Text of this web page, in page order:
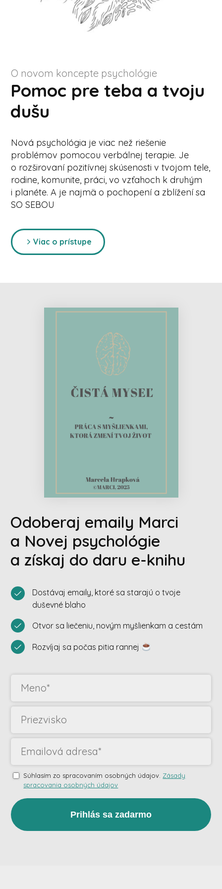
O novom koncepte psychológie
Pomoc pre teba a tvoju
dušu
Nová psychológia je viac než riešenie
problémov pomocou verbálnej terapie. Je
o rozširovaní pozitívnej skúsenosti v tvojom tele,
rodine, komunite, práci, vo vzťahoch k druhým
i planéte. A je najmä o pochopení a zblížení sa
SO SEBOU
Viac o prístupe
Odoberaj emaily Marci
a Novej psychológie
a získaj do daru e-knihu
Dostávaj emaily, ktoré sa starajú o tvoje
duševné blaho
Otvor sa liečeniu, novým myšlienkam a cestám
Rozvíjaj sa počas pitia rannej
Súhlasím zo spracovaním osobných údajov.Zásady
spracovania osobných údajov
Prihlás sa zadarmo